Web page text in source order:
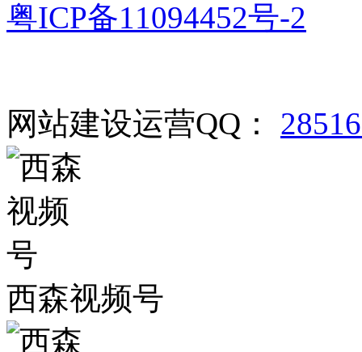
粤ICP备11094452号-2
网站建设运营QQ：
西森视频号